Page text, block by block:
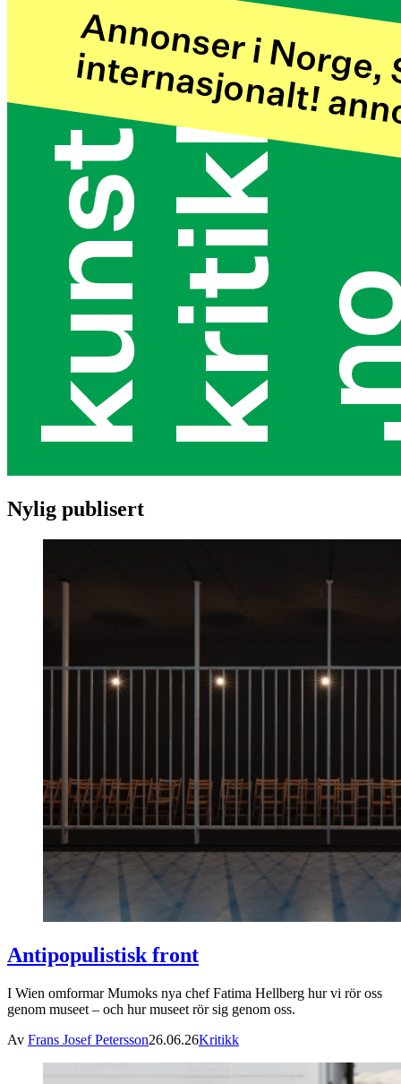
Nylig publisert
Antipopulistisk front
I Wien omformar Mumoks nya chef Fatima Hellberg hur vi rör oss
genom museet – och hur museet rör sig genom oss.
Av Frans Josef Petersson26.06.26Kritikk